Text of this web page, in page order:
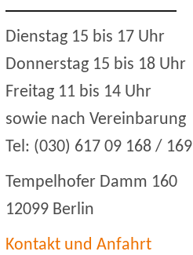
Dienstag 15 bis 17 Uhr
Donnerstag 15 bis 18 Uhr
Freitag 11 bis 14 Uhr
sowie nach Vereinbarung
Tel: (030) 617 09 168 / 169
Tempelhofer Damm 160
12099 Berlin
Kontakt und Anfahrt